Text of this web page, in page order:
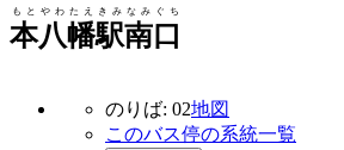
本八幡駅南口
もとやわたえきみなみぐち
のりば: 02地図
このバス停の系統一覧